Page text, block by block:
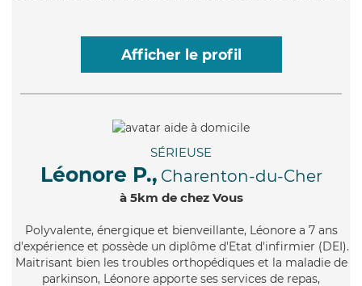
Afficher le profil
SÉRIEUSE
Léonore P., Charenton-du-Cher
à 5km de chez Vous
Polyvalente, énergique et bienveillante, Léonore a 7 ans
d'expérience et possède un diplôme d'Etat d'infirmier (DEI).
Maitrisant bien les troubles orthopédiques et la maladie de
parkinson, Léonore apporte ses services de repas,